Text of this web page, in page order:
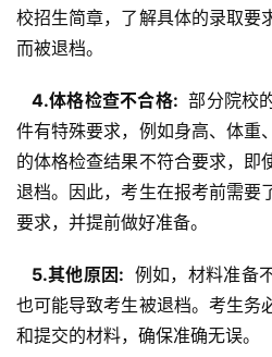
校招生简章，了解具体的录取要
而被退档。
  4.体格检查不合格:
部分院校
件有特殊要求，例如身高、体重
的体格检查结果不符合要求，即
退档。因此，考生在报考前需要
要求，并提前做好准备。
  5.其他原因:
例如，材料准备
也可能导致考生被退档。考生务
和提交的材料，确保准确无误。